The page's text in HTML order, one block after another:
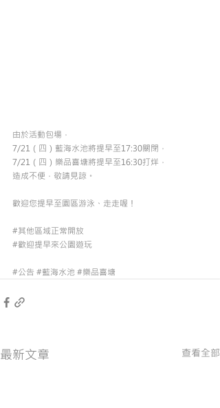
由於活動包場，
7/21（四）藍海水池將提早至17:30關閉，
7/21（四）樂品喜塘將提早至16:30打烊，
造成不便，敬請見諒。
歡迎您提早至園區游泳、走走喔！
#其他區域正常開放
#歡迎提早來公園遊玩
#公告 #藍海水池#樂品喜塘
最新文章 查看全部